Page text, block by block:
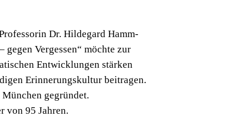
Dr. Hildegard Hamm-
Vergessen“ möchte zur
Entwicklungen stärken
Erinnerungskultur beitragen.
gegründet.
von 95 Jahren.